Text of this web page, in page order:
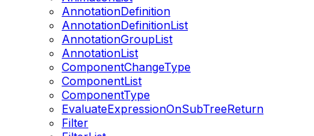
AnnotationDefinition
AnnotationDefinitionList
AnnotationGroupList
AnnotationList
ComponentChangeType
ComponentList
ComponentType
EvaluateExpressionOnSubTreeReturn
Filter